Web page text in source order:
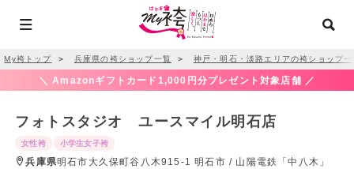
My袴トップ ＞ 兵庫県の袴ショップ一覧 ＞ 神戸・明石・淡路エリアの袴ショップ一
＼ Amazonギフトカード1,000円分プレゼント対象店舗 ／
フォトスタジオ ユースマイル明石店
女性袴 小学生女子袴
兵庫県明石市大久保町谷八木915-1 明石市 / 山陽電鉄「中八木」